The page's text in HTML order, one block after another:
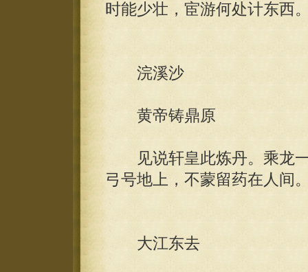
时能少壮，宦游何处计东西
浣溪沙
黄帝铸鼎原
见说轩皇此炼丹。乘龙一
弓号地上，不蒙留药在人间
大江东去